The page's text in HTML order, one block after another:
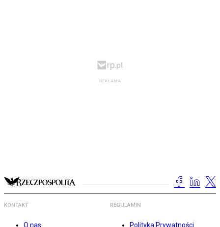
KONTAKT
O nas
REGULAMIN
Polityka Prywatności